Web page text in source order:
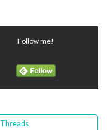
Follow me!
Threads